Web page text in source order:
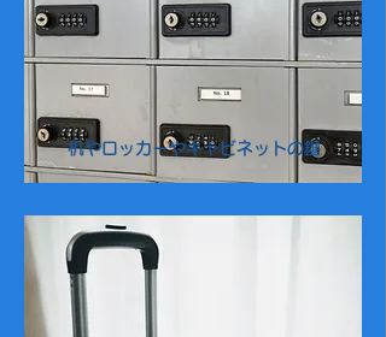
机やロッカーやキャビネットの鍵